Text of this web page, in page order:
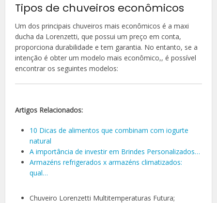
Tipos de chuveiros econômicos
Um dos principais chuveiros mais econômicos é a maxi
ducha da Lorenzetti, que possui um preço em conta,
proporciona durabilidade e tem garantia. No entanto, se a
intenção é obter um modelo mais econômico,, é possível
encontrar os seguintes modelos:
Artigos Relacionados:
10 Dicas de alimentos que combinam com iogurte
natural
A importância de investir em Brindes Personalizados…
Armazéns refrigerados x armazéns climatizados:
qual…
Chuveiro Lorenzetti Multitemperaturas Futura;